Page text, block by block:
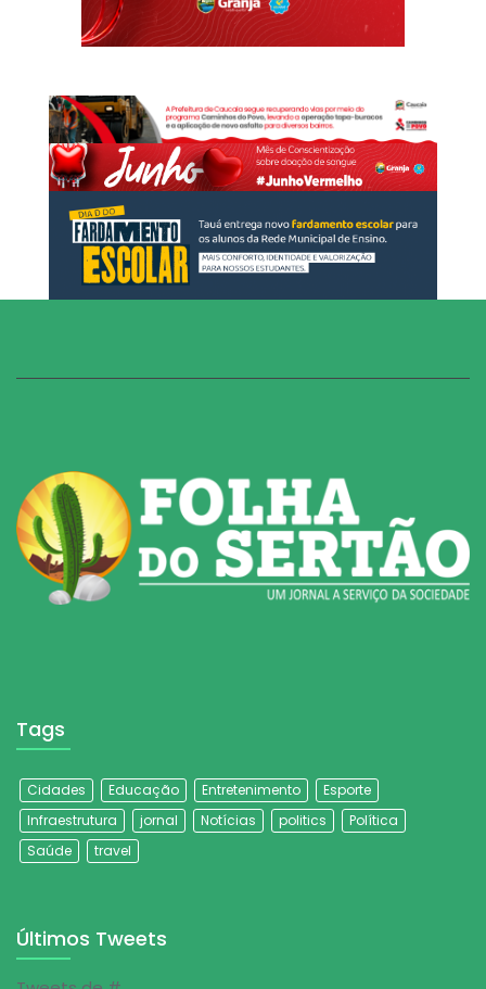
Tags
Cidades Educação Entretenimento
Esporte
Infraestrutura
jornal Notícias politics
Política
Saúde
travel
Últimos Tweets